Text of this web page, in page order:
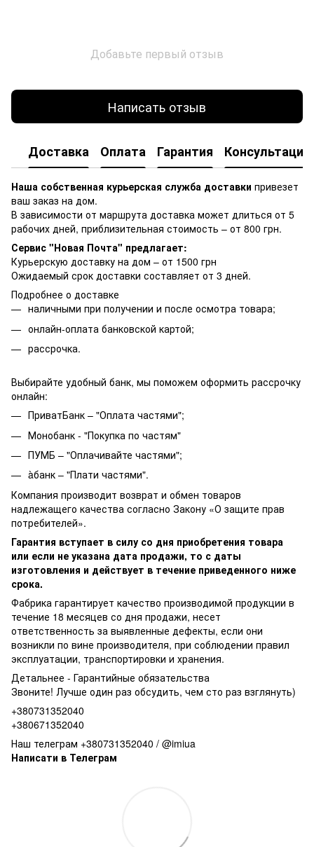
Добавьте первый отзыв
Написать отзыв
Доставка Оплата Гарантия Консультация
Наша собственная курьерская служба доставки привезет
ваш заказ на дом.
В зависимости от маршрута доставка может длиться от 5
рабочих дней, приблизительная стоимость – от 800 грн.
Сервис "Новая Почта" предлагает:
Курьерскую доставку на дом – от 1500 грн
Ожидаемый срок доставки составляет от 3 дней.
Подробнее о доставке
наличными при получении и после осмотра товара;
онлайн-оплата банковской картой;
рассрочка.
Выбирайте удобный банк, мы поможем оформить рассрочку
онлайн:
ПриватБанк – "Оплата частями";
Монобанк - "Покупка по частям"
ПУМБ – "Оплачивайте частями";
àбанк – "Плати частями".
Компания производит возврат и обмен товаров
надлежащего качества согласно Закону «О защите прав
потребителей».
Гарантия вступает в силу со дня приобретения товара
или если не указана дата продажи, то с даты
изготовления и действует в течение приведенного ниже
срока.
Фабрика гарантирует качество производимой продукции в
течение 18 месяцев со дня продажи, несет
ответственность за выявленные дефекты, если они
возникли по вине производителя, при соблюдении правил
эксплуатации, транспортировки и хранения.
Детальнее - Гарантийные обязательства
Звоните! Лучше один раз обсудить, чем сто раз взглянуть)
+380731352040
+380671352040
Наш телеграм +380731352040 / @imiua
Написати в Телеграм